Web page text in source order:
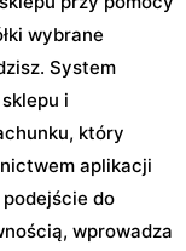
wybrane
System
i
który
aplikacji
do
wprowadza